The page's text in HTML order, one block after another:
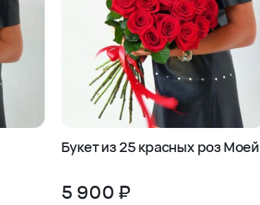
Букет из 25 красных роз Моей
5 900 ₽